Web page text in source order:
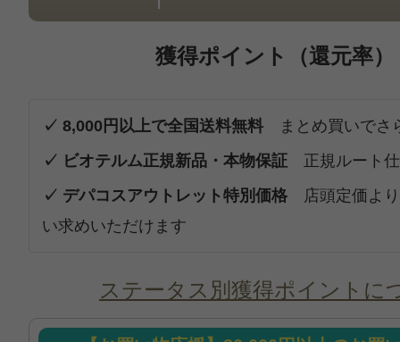
獲得ポイント（還元率）
✓ 8,000円以上で全国送料無料 まとめ買いでさ
✓ ビオテルム正規新品・本物保証 正規ルート
✓ デパコスアウトレット特別価格 店頭定価よ
い求めいただけます
ステータス別獲得ポイントに